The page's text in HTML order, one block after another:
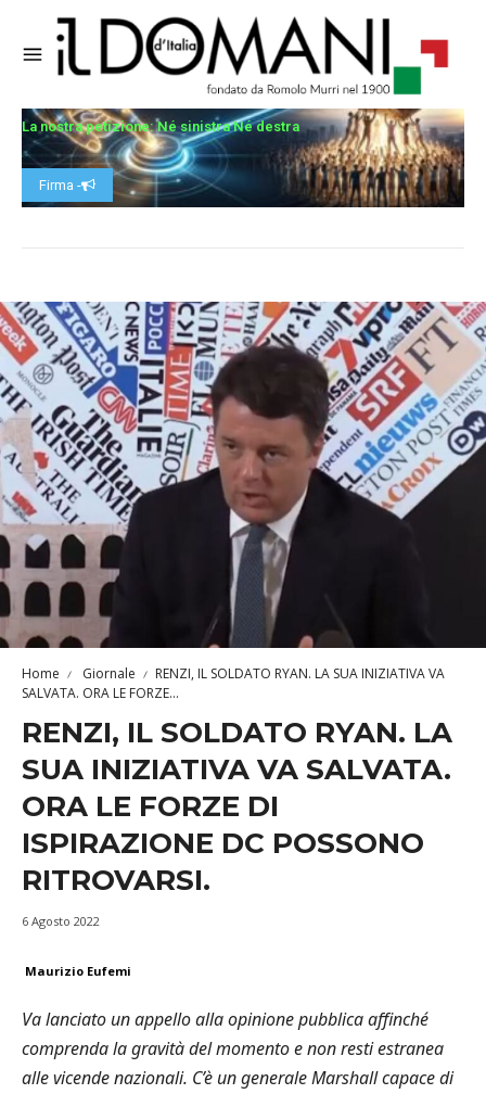
La nostra petizione: Né sinistra Né destra
Firma -
Home Giornale
RENZI, IL SOLDATO RYAN. LA SUA INIZIATIVA VA
SALVATA. ORA LE FORZE...
RENZI, IL SOLDATO RYAN. LA
SUA INIZIATIVA VA SALVATA.
ORA LE FORZE DI
ISPIRAZIONE DC POSSONO
RITROVARSI.
6 Agosto 2022
Maurizio Eufemi
Va lanciato un appello alla opinione pubblica affinché
comprenda la gravità del momento e non resti estranea
alle vicende nazionali. C’è un generale Marshall capace di